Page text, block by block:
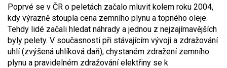
Poprvé se v ČR o peletách začalo mluvit kolem roku 2004,
kdy výrazně stoupla cena zemního plynu a topného oleje.
Tehdy lidé začali hledat náhrady a jednou z nejzajímavějších
byly pelety. V současnosti při stávajícím vývoji a zdražování
uhlí (zvýšená uhlíková daň), chystaném zdražení zemního
plynu a pravidelném zdražování elektřiny se k